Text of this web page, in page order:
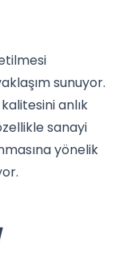
sunuyor.
anlık
sanayi
yönelik